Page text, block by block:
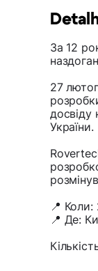
За 12
27
досвіду
України.
📍 Коли:
📍 Де: